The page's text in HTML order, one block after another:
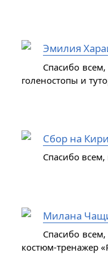
Эмилия
Спасибо
голеностопы и
Сбор на
Спасибо всем,
Милана
Спасибо
костюм-тренажер